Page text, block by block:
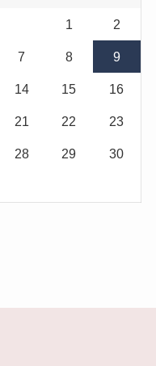
1 2
7 8 9
14 15 16
21 22 23
28 29 30